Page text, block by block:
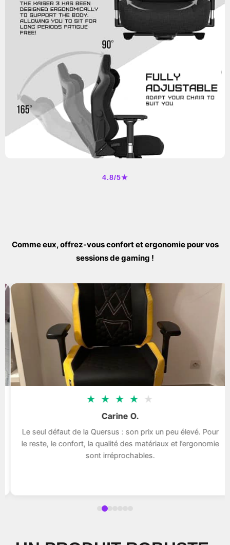
4.8/5★
Comme eux, offrez-vous confort et ergonomie pour vos
sessions de gaming !
★ ★ ★ ★
Carine O.
Le seul défaut de la Quersus : son prix un peu élevé. Pour
le reste, le confort, la qualité des matériaux et l’ergonomie
sont irréprochables.